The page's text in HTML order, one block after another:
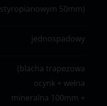
styropianowym 50mm)
jednospadowy
(blacha trapezowa
ocynk + wełna
mineralna 100mm +